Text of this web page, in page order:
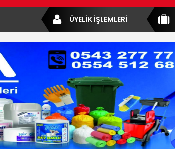
ÜYELİK İŞLEMLERİ